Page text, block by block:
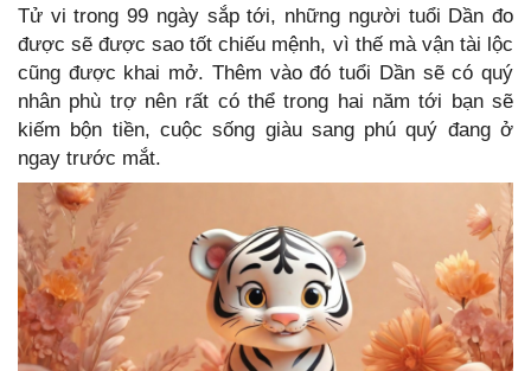
Tử vi trong 99 ngày sắp tới, những người tuổi Dần đo
được sẽ được sao tốt chiếu mệnh, vì thế mà vận tài lộc
cũng được khai mở. Thêm vào đó tuổi Dần sẽ có quý
nhân phù trợ nên rất có thể trong hai năm tới bạn sẽ
kiếm bộn tiền, cuộc sống giàu sang phú quý đang ở
ngay trước mắt.